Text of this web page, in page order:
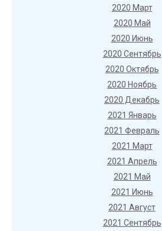
2020 Март
2020 Май
2020 Июнь
2020 Сентябрь
2020 Октябрь
2020 Ноябрь
2020 Декабрь
2021 Январь
2021 Февраль
2021 Март
2021 Апрель
2021 Май
2021 Июнь
2021 Август
2021 Сентябрь